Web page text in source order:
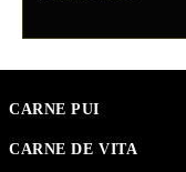
CARNE PUI
CARNE DE VITA